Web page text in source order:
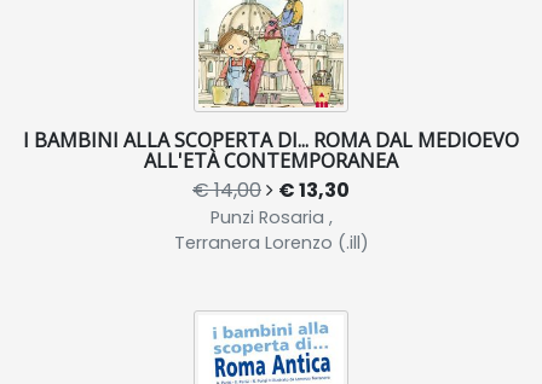
I BAMBINI ALLA SCOPERTA DI... ROMA DAL MEDIOEVO
ALL'ETÀ CONTEMPORANEA
€ 14,00 € 13,30
Punzi Rosaria ,
Terranera Lorenzo (.ill)